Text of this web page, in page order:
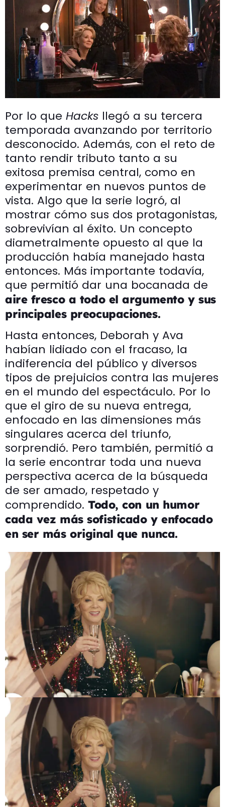
Por lo que Hacks llegó a su tercera
temporada avanzando por territorio
desconocido. Además, con el reto de
tanto rendir tributo tanto a su
exitosa premisa central, como en
experimentar en nuevos puntos de
vista. Algo que la serie logró, al
mostrar cómo sus dos protagonistas,
sobrevivían al éxito. Un concepto
diametralmente opuesto al que la
producción había manejado hasta
entonces. Más importante todavía,
que permitió dar una bocanada de
aire fresco a todo el argumento y sus
principales preocupaciones.
Hasta entonces, Deborah y Ava
habían lidiado con el fracaso, la
indiferencia del público y diversos
tipos de prejuicios contra las mujeres
en el mundo del espectáculo. Por lo
que el giro de su nueva entrega,
enfocado en las dimensiones más
singulares acerca del triunfo,
sorprendió. Pero también, permitió a
la serie encontrar toda una nueva
perspectiva acerca de la búsqueda
de ser amado, respetado y
comprendido. Todo, con un humor
cada vez más sofisticado y enfocado
en ser más original que nunca.